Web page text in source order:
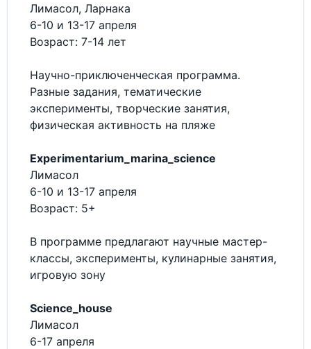
Лимасол, Ларнака
6-10 и 13-17 апреля
Возраст: 7-14 лет
Научно-приключенческая программа.
Разные задания, тематические
эксперименты, творческие занятия,
физическая активность на пляже
Experimentarium_marina_science
Лимасол
6-10 и 13-17 апреля
Возраст: 5+
В программе предлагают научные мастер-
классы, эксперименты, кулинарные занятия,
игровую зону
Science_house
Лимасол
6-17 апреля